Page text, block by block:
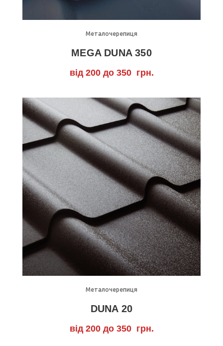
Металочерепиця
MEGA DUNA 350
від 200 до 350 грн.
Детально
Металочерепиця
DUNA 20
від 200 до 350 грн.